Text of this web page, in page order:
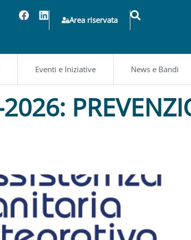
Area riservata
Eventi e Iniziative News e Bandi